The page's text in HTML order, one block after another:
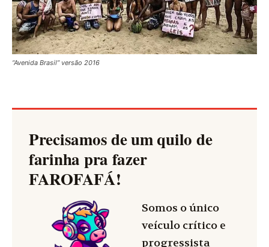
“Avenida Brasil” versão 2016
Precisamos de um quilo de
farinha pra fazer
FAROFAFÁ!
Somos o único
veículo crítico e
progressista